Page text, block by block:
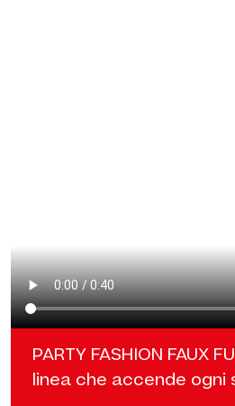
PARTY FASHION FAUX
linea che accende ogni